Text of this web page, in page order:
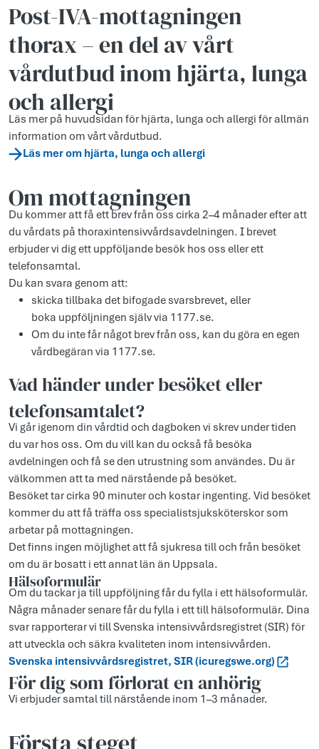
Post-IVA-mottagningen
thorax – en del av vårt
vårdutbud inom hjärta, lunga
och allergi
Läs mer på huvudsidan för hjärta, lunga och allergi för allmän
information om vårt vårdutbud.
Läs mer om hjärta, lunga och allergi
Om mottagningen
Du kommer att få ett brev från oss cirka 2–4 månader efter att
du vårdats på thoraxintensivvårdsavdelningen. I brevet
erbjuder vi dig ett uppföljande besök hos oss eller ett
telefonsamtal.
Du kan svara genom att:
skicka tillbaka det bifogade svarsbrevet, eller
boka uppföljningen själv via 1177.se.
Om du inte får något brev från oss, kan du göra en egen
vårdbegäran via 1177.se.
Vad händer under besöket eller
telefonsamtalet?
Vi går igenom din vårdtid och dagboken vi skrev under tiden
du var hos oss. Om du vill kan du också få besöka
avdelningen och få se den utrustning som användes. Du är
välkommen att ta med närstående på besöket.
Besöket tar cirka 90 minuter och kostar ingenting. Vid besöket
kommer du att få träffa oss specialistsjuksköterskor som
arbetar på mottagningen.
Det finns ingen möjlighet att få sjukresa till och från besöket
om du är bosatt i ett annat län än Uppsala.
Hälsoformulär
Om du tackar ja till uppföljning får du fylla i ett hälsoformulär.
Några månader senare får du fylla i ett till hälsoformulär. Dina
svar rapporterar vi till Svenska intensivvårdsregistret (SIR) för
att utveckla och säkra kvaliteten inom intensivvården.
Svenska intensivvårdsregistret, SIR (icuregswe.org)
För dig som förlorat en anhörig
Vi erbjuder samtal till närstående inom 1–3 månader.